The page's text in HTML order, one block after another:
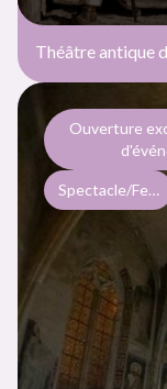
Théâtre antique
Ouverture
Spectacle/